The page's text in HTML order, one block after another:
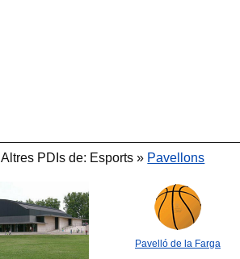
Altres PDIs de: Esports » Pavellons
Pavelló de la Farga